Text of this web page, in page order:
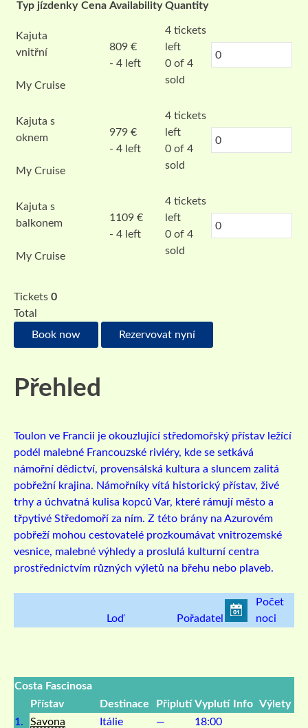
Typ jízdenky Cena Availability Quantity
Kajuta
vnitřní
My Cruise
809 €
- 4 left
4 tickets
left
0 of 4
sold
Kajuta s
oknem
My Cruise
979 €
- 4 left
4 tickets
left
0 of 4
sold
Kajuta s
balkonem
My Cruise
1109 €
- 4 left
4 tickets
left
0 of 4
sold
Tickets 0
Total
Book now
Rezervovat nyní
Přehled
Toulon ve Francii je okouzlující středomořský přístav ležící
podél malebné Francouzské riviéry, kde se setkává
námořní dědictví, provensálská kultura a sluncem zalitá
pobřežní krajina. Námořníky vítá historický přístav, živé
trhy a úchvatná kulisa kopců Var, které rámují město a
třpytivé Středomoří za ním. Z této brány na Azurovém
pobřeží mohou cestovatelé prozkoumávat vnitrozemské
vesnice, malebné výhledy a proslulá kulturní centra
prostřednictvím různých výletů na břehu nebo plaveb.
Loď Pořadatel
Počet
noci
Costa Fascinosa
Přístav
Destinace Připlutí Vyplutí Info Výlety
1.
Savona Itálie — 18:00